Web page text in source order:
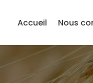
Accueil Nous